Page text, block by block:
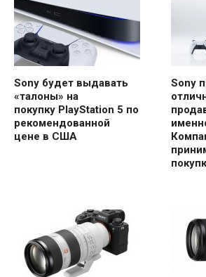
Sony будет выдавать
«талоны» на
покупку PlayStation 5 по
рекомендованной
цене в США
Sony